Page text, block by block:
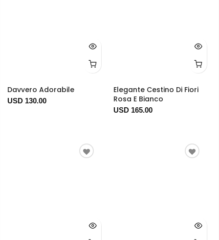
Davvero Adorabile
USD 130.00
Elegante Cestino Di Fiori
Rosa E Bianco
USD 165.00